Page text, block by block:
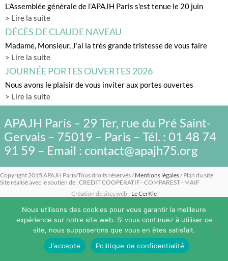
L’Assemblée générale de l’APAJH Paris s'est tenue le 20 juin
> Lire la suite
DÉCÈS DE CLAUDE NAVEAU
Madame, Monsieur, J’ai la très grande tristesse de vous faire
> Lire la suite
JOURNÉE PORTES OUVERTES 2026
Nous avons le plaisir de vous inviter aux portes ouvertes
> Lire la suite
APAJH Paris – 29 Ter, rue du Pré Saint-
Gervais – 75019 – Paris – Tél. : 01 48 74
91 59 – Email : contact@apajh75.org
Copyright 2015 APAJH Paris/Tous droits réservés /Mentions légales/ Plan du site
Site réalisé avec le soutien de : CREDIT COOPERATIF - COMPAREST - MAIF
Création de sites web - Le CerKle
Nous utilisons des cookies pour vous garantir la meilleure
expérience sur notre site web. Si vous continuez à utiliser ce
site, nous supposerons que vous en êtes satisfait.
J'accepte
Politique de confidentialité